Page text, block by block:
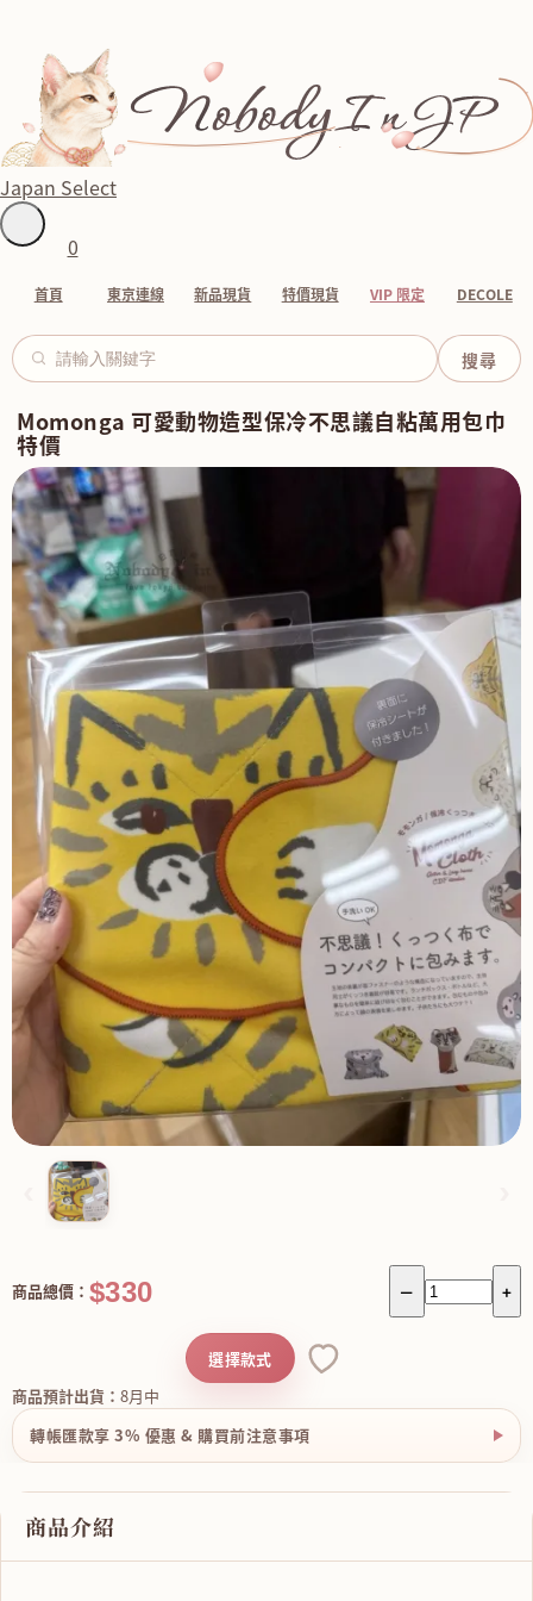
Japan Select
0
首頁 東京連線 新品現貨 特價現貨 VIP 限定 DECOLE
Momonga 可愛動物造型保冷不思議自粘萬用包巾
特價
－ +
商品總價： $330
商品預計出貨： 8月中
選擇款式
轉帳匯款享 3% 優惠 & 購買前注意事項
商品介紹